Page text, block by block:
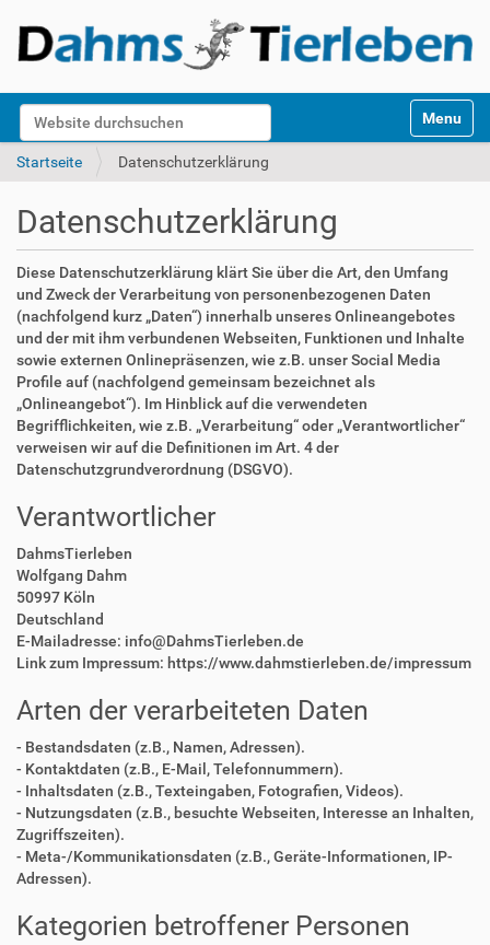
Website durchsuchen
k
Toggle
Startseite Datenschutzerklärung
Datenschutzerklärung
Diese Datenschutzerklärung klärt Sie über die Art, den Umfang
und Zweck der Verarbeitung von personenbezogenen Daten
(nachfolgend kurz „Daten“) innerhalb unseres Onlineangebotes
und der mit ihm verbundenen Webseiten, Funktionen und Inhalte
sowie externen Onlinepräsenzen, wie z.B. unser Social Media
Profile auf (nachfolgend gemeinsam bezeichnet als
„Onlineangebot“). Im Hinblick auf die verwendeten
Begrifflichkeiten, wie z.B. „Verarbeitung“ oder „Verantwortlicher“
verweisen wir auf die Definitionen im Art. 4 der
Datenschutzgrundverordnung (DSGVO).
Verantwortlicher
DahmsTierleben
Wolfgang Dahm
50997 Köln
Deutschland
E-Mailadresse: info@DahmsTierleben.de
Link zum Impressum: https://www.dahmstierleben.de/impressum
Arten der verarbeiteten Daten
- Bestandsdaten (z.B., Namen, Adressen).
- Kontaktdaten (z.B., E-Mail, Telefonnummern).
- Inhaltsdaten (z.B., Texteingaben, Fotografien, Videos).
- Nutzungsdaten (z.B., besuchte Webseiten, Interesse an Inhalten,
Zugriffszeiten).
- Meta-/Kommunikationsdaten (z.B., Geräte-Informationen, IP-
Adressen).
Kategorien betroffener Personen